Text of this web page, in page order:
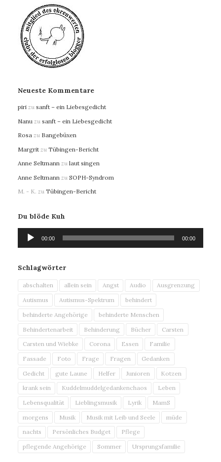
Neueste Kommentare
piri zu sanft – ein Liebesgedicht
Nanu zu sanft – ein Liebesgedicht
Rosa zu Bangebüxen
Margrit zu Tübingen-Bericht
Anne Seltmann zu laut singen
Anne Seltmann zu SOPH-Syndrom
M. - K. zu Tübingen-Bericht
Du blöde Kuh
Audio-
Player
00:00 00:00
Schlagwörter
abschalten allein sein Angst Audio
Ausgrenzung
Autismus
Autismus-Spektrum
behindert
behinderte Angehörige
behinderte Menschen
Behindertenarbeit
Behinderung Bücher
Carsten
Carsten und Wiebke
Corona Essen
Familie
Fassade
Foto Frage Fragen
Gedanken
Gedicht
gute Laune Helfer Junioren
Kotzen
krank sein
Kuddelmuddelgedankenchaos
Leben
Lebensqualität
Lieblingsmusik Lyrik
MamS
morgens
Musik Musik mit Leib und Seele
müde
nachts
Persönliches Budget
Pflege
pflegende Angehörige
Sommer Ursprungsfamilie